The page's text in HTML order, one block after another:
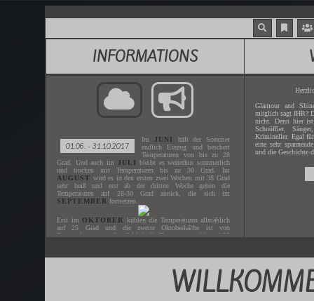
INFORMATIONS
01.06. - 31.10.2017
Im JUNI
hält der Sommer
endlich Einzug und beschert
Temperaturen von bis zu 28
Grad. Und auch im
JULI bleibt es weiterhin sommerlich
und trocken mit Temperaturen bis zu 30 Grad. Im
AUGUST wird es in den ersten zwei Wochen mit 38 Grad
sehr heiß und erst ab der dritten Woche gehen die
Temperaturen auf 28-30 Grad zurück, die sich im
SEPTEMBER fortsetzen.
Erst im OKTOBER
kühlen die Temperaturen allmählich
auf 25 Grad und die zweite Oktoberhälfte ist von
Regenschauern geprägt. Wobei die Temperaturen bis auf 20
JUNI - OKTOBER des Jahres 2017
XX.XX.XXXX
Glamour and
möglich sagt IHR?
nicht. Denn hier
Schnüffler,
Krimineller. Egal
eine sehr
und die Geschichte